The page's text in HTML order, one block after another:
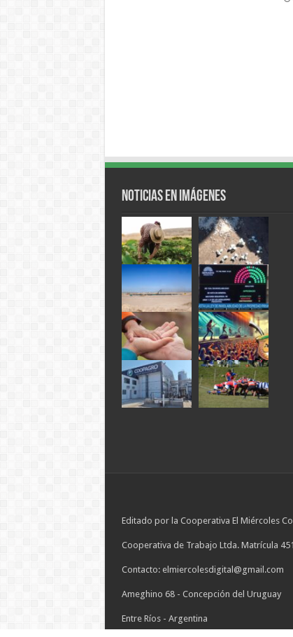
Noticias en Imágenes
Editado por la Cooperativa El Miércoles
Cooperativa de Trabajo Ltda. Matrícula
Contacto: elmiercolesdigital@gmail.com
Ameghino 68 - Concepción del Uruguay
Entre Ríos - Argentina